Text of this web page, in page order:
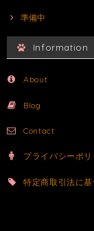
準備中
Information
About
Blog
Contact
プライバシーポリ
特定商取引法に